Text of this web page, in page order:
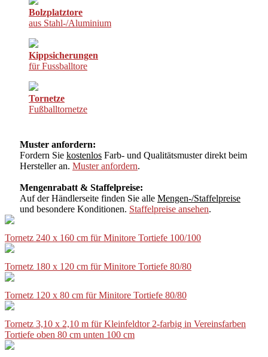
Bolzplatztore
aus Stahl-/Aluminium
Kippsicherungen
für Fussballtore
Tornetze
Fußballtornetze
Muster anfordern:
Fordern Sie kostenlos Farb- und Qualitätsmuster direkt beim
Hersteller an. Muster anfordern.
Mengenrabatt & Staffelpreise:
Auf der Händlerseite finden Sie alle Mengen-/Staffelpreise
und besondere Konditionen. Staffelpreise ansehen.
Tornetz 240 x 160 cm für Minitore Tortiefe 100/100
Tornetz 180 x 120 cm für Minitore Tortiefe 80/80
Tornetz 120 x 80 cm für Minitore Tortiefe 80/80
Tornetz 3,10 x 2,10 m für Kleinfeldtor 2-farbig in Vereinsfarben
Tortiefe oben 80 cm unten 100 cm